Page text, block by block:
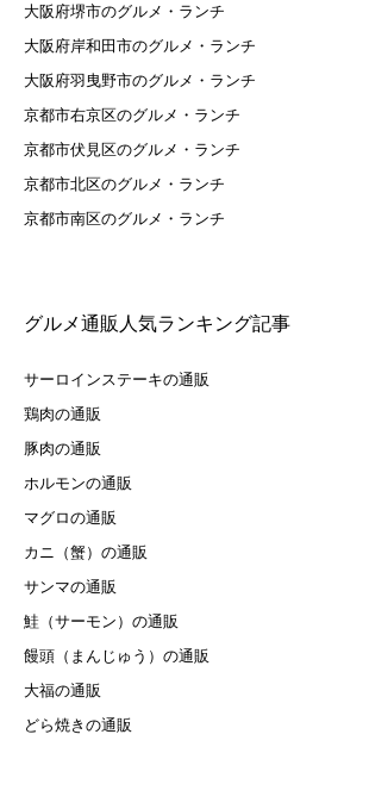
大阪府堺市のグルメ・ランチ
大阪府岸和田市のグルメ・ランチ
大阪府羽曳野市のグルメ・ランチ
京都市右京区のグルメ・ランチ
京都市伏見区のグルメ・ランチ
京都市北区のグルメ・ランチ
京都市南区のグルメ・ランチ
グルメ通販人気ランキング記事
サーロインステーキの通販
鶏肉の通販
豚肉の通販
ホルモンの通販
マグロの通販
カニ（蟹）の通販
サンマの通販
鮭（サーモン）の通販
饅頭（まんじゅう）の通販
大福の通販
どら焼きの通販